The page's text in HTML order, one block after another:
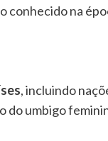
conhecido na
, incluindo
do umbigo